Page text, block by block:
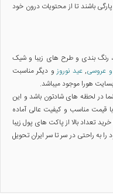
باشند تا از محتویات درون خود
رنگ بندی و طرح های زیبا و شیک
عروسی,عید نوروزو دیگر مناسبت
هورا موجود میباشد.
در لحظه های شادتون باشد و این
قیمت مناسب و کیفیت عالی آماده
تعداد بالا از پاکت های پول زیبا
به راحتی در سر تا سر ایران تحویل